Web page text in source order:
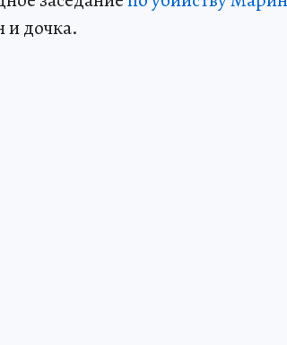
дочка.